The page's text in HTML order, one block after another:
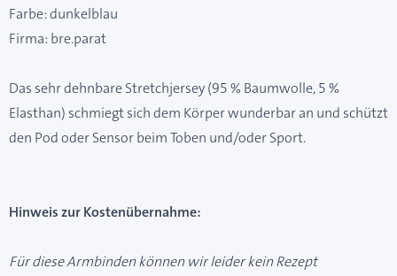
Farbe: dunkelblau
Firma: bre.parat
Das sehr dehnbare Stretchjersey (95 % Baumwolle, 5 %
Elasthan) schmiegt sich dem Körper wunderbar an und schützt
den Pod oder Sensor beim Toben und/oder Sport.
Hinweis zur Kostenübernahme:
Für diese Armbinden können wir leider kein Rezept